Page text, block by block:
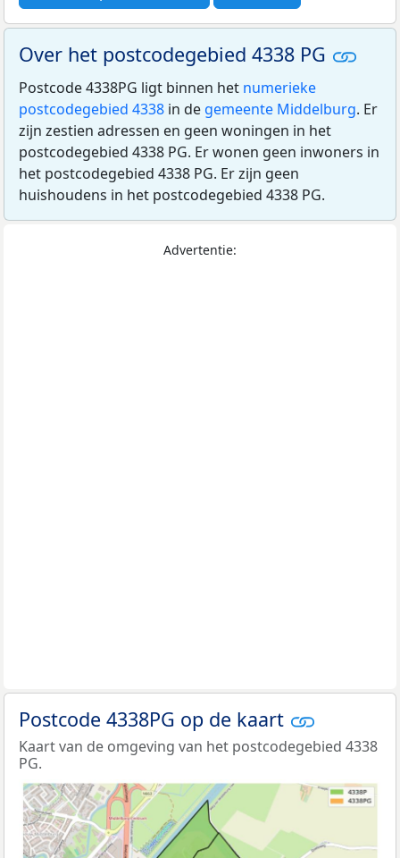
Over het postcodegebied 4338 PG
Postcode 4338PG ligt binnen het numerieke
postcodegebied 4338 in de gemeente Middelburg. Er
zijn zestien adressen en geen woningen in het
postcodegebied 4338 PG. Er wonen geen inwoners in
het postcodegebied 4338 PG. Er zijn geen
huishoudens in het postcodegebied 4338 PG.
Advertentie:
Postcode 4338PG op de kaart
Kaart van de omgeving van het postcodegebied 4338
PG.